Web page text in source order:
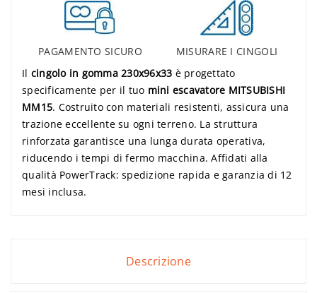
PAGAMENTO SICURO
MISURARE I CINGOLI
Il cingolo in gomma 230x96x33 è progettato
specificamente per il tuo mini escavatore MITSUBISHI
MM15. Costruito con materiali resistenti, assicura una
trazione eccellente su ogni terreno. La struttura
rinforzata garantisce una lunga durata operativa,
riducendo i tempi di fermo macchina. Affidati alla
qualità PowerTrack: spedizione rapida e garanzia di 12
mesi inclusa.
Descrizione